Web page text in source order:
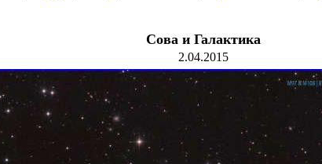
Сова и Галактика
2.04.2015